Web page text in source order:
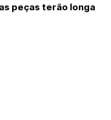
peças terão longa